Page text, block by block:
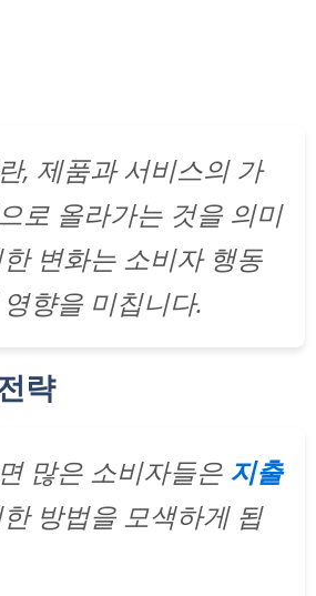
, 제품과 서비스의 가
로 올라가는 것을 의미
변화는 소비자 행동
향을 미칩니다.
략
많은 소비자들은 지출
방법을 모색하게 됩